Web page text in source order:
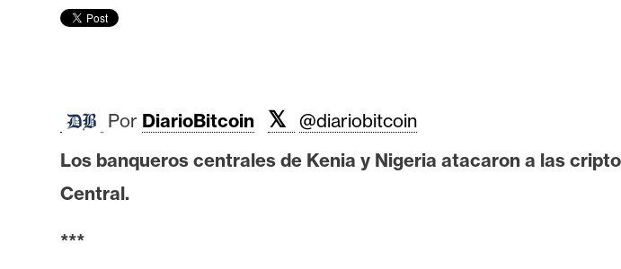
I
n
l
i
i
Por DiarioBitcoin 𝕏 @diariobitcoin
Los banqueros centrales de Kenia y Nigeria atacaron a las
Central.
***